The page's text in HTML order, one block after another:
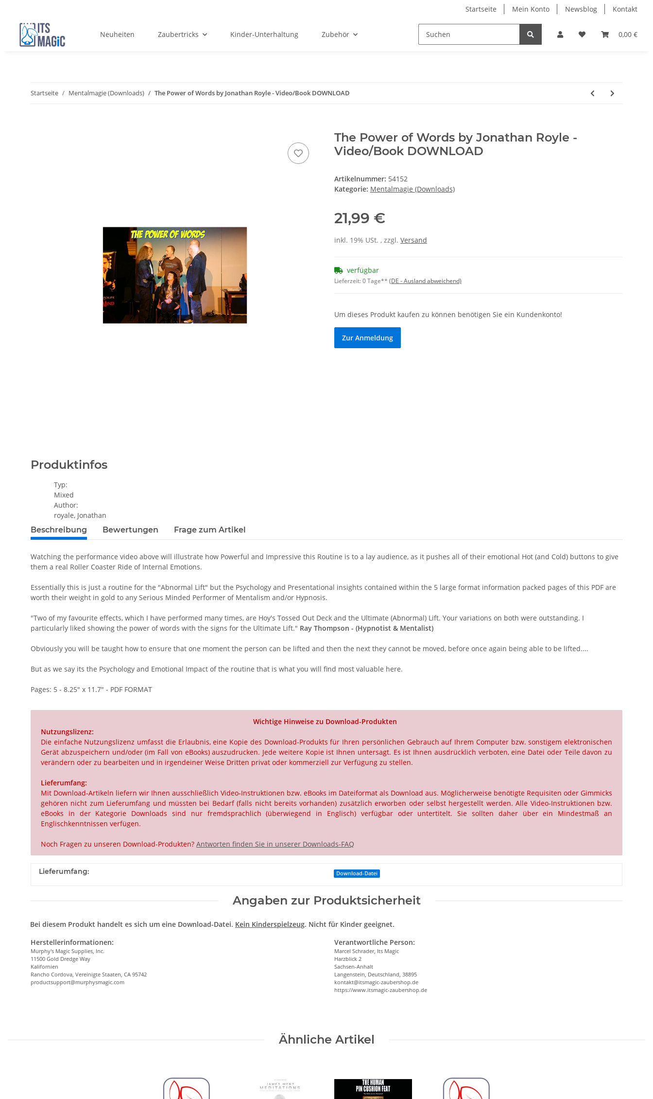
Startseite Mein Konto Newsblog Kontakt
0,00 €
Neuheiten Zaubertricks Kinder-Unterhaltung Zubehör
Startseite Mentalmagie (Downloads) The Power of Words by Jonathan Royle - Video/Book DOWNLOAD
The Power of Words by Jonathan Royle -
Video/Book DOWNLOAD
Artikelnummer: 54152
Kategorie: Mentalmagie (Downloads)
21,99 €
inkl. 19% USt. , zzgl. Versand
verfügbar
Lieferzeit:0 Tage** (DE - Ausland abweichend)
Um dieses Produkt kaufen zu können benötigen Sie ein Kundenkonto!
Zur Anmeldung
Produktinfos
Typ:
Mixed
Author:
royale, Jonathan
Beschreibung
Bewertungen Frage zum Artikel
Watching the performance video above will illustrate how Powerful and Impressive this Routine is to a lay audience, as it pushes all of their emotional Hot (and Cold) buttons to give
them a real Roller Coaster Ride of Internal Emotions.
Essentially this is just a routine for the "Abnormal Lift" but the Psychology and Presentational insights contained within the 5 large format information packed pages of this PDF are
worth their weight in gold to any Serious Minded Performer of Mentalism and/or Hypnosis.
"Two of my favourite effects, which I have performed many times, are Hoy's Tossed Out Deck and the Ultimate (Abnormal) Lift. Your variations on both were outstanding. I
particularly liked showing the power of words with the signs for the Ultimate Lift." Ray Thompson - (Hypnotist & Mentalist)
Obviously you will be taught how to ensure that one moment the person can be lifted and then the next they cannot be moved, before once again being able to be lifted....
But as we say its the Psychology and Emotional Impact of the routine that is what you will find most valuable here.
Pages: 5 - 8.25" x 11.7" - PDF FORMAT
Wichtige Hinweise zu Download-Produkten
Nutzungslizenz:
Die einfache Nutzungslizenz umfasst die Erlaubnis, eine Kopie des Download-Produkts für Ihren persönlichen Gebrauch auf Ihrem Computer bzw. sonstigem elektronischen
Gerät abzuspeichern und/oder (im Fall von eBooks) auszudrucken. Jede weitere Kopie ist Ihnen untersagt. Es ist Ihnen ausdrücklich verboten, eine Datei oder Teile davon zu
verändern oder zu bearbeiten und in irgendeiner Weise Dritten privat oder kommerziell zur Verfügung zu stellen.
Lieferumfang:
Mit Download-Artikeln liefern wir Ihnen ausschließlich Video-Instruktionen bzw. eBooks im Dateiformat als Download aus. Möglicherweise benötigte Requisiten oder Gimmicks
gehören nicht zum Lieferumfang und müssten bei Bedarf (falls nicht bereits vorhanden) zusätzlich erworben oder selbst hergestellt werden. Alle Video-Instruktionen bzw.
eBooks in der Kategorie Downloads sind nur fremdsprachlich (überwiegend in Englisch) verfügbar oder untertitelt. Sie sollten daher über ein Mindestmaß an
Englischkenntnissen verfügen.
Noch Fragen zu unseren Download-Produkten? Antworten finden Sie in unserer Downloads-FAQ
Lieferumfang: Download-Datei
Angaben zur Produktsicherheit
Bei diesem Produkt handelt es sich um eine Download-Datei. Kein Kinderspielzeug. Nicht für Kinder geeignet.
Herstellerinformationen:
Murphy's Magic Supplies, Inc.
11500 Gold Dredge Way
Kalifornien
Rancho Cordova, Vereinigte Staaten, CA 95742
productsupport@murphysmagic.com
Verantwortliche Person:
Marcel Schrader, Its Magic
Harzblick 2
Sachsen-Anhalt
Langenstein, Deutschland, 38895
kontakt@itsmagic-zaubershop.de
https://www.itsmagic-zaubershop.de
Ähnliche Artikel